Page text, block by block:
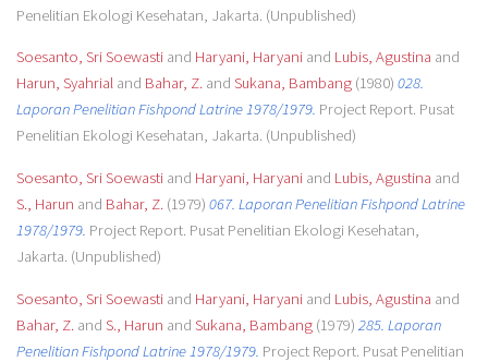
Penelitian Ekologi Kesehatan, Jakarta. (Unpublished)
Soesanto, Sri Soewastiand Haryani, Haryaniand Lubis, Agustina and
Harun, Syahrialand Bahar, Z.and Sukana, Bambang(1980) 028.
Laporan Penelitian Fishpond Latrine 1978/1979. Project Report. Pusat
Penelitian Ekologi Kesehatan, Jakarta. (Unpublished)
Soesanto, Sri Soewastiand Haryani, Haryaniand Lubis, Agustina and
S., Harun and Bahar, Z.(1979) 067. Laporan Penelitian Fishpond Latrine
1978/1979. Project Report. Pusat Penelitian Ekologi Kesehatan,
Jakarta. (Unpublished)
Soesanto, Sri Soewastiand Haryani, Haryaniand Lubis, Agustina and
Bahar, Z.and S., Harun and Sukana, Bambang(1979) 285. Laporan
Penelitian Fishpond Latrine 1978/1979. Project Report. Pusat Penelitian